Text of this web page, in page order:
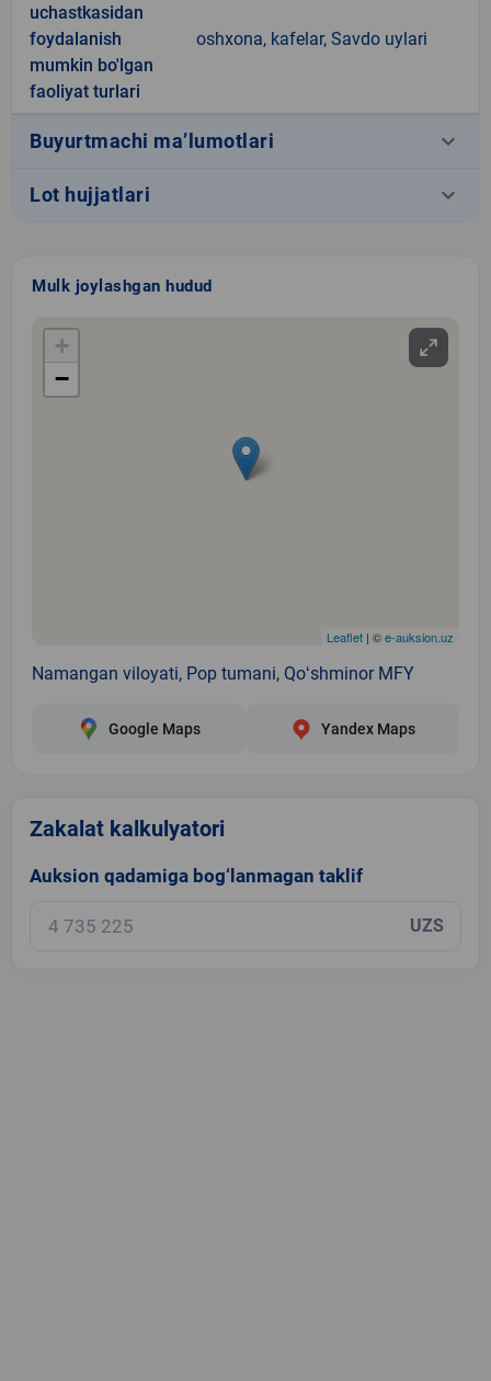
uchastkasidan
foydalanish
mumkin bo'lgan
faoliyat turlari
oshxona, kafelar, Savdo uylari
Buyurtmachi ma’lumotlari keyboard_arrow_down
Lot hujjatlari keyboard_arrow_down
Mulk joylashgan hudud
+
−
Leaflet | ©e-auksion.uz
Namangan viloyati, Pop tumani, Qoʻshminor MFY
Google Maps Yandex Maps
Zakalat kalkulyatori
Auksion qadamiga bog‘lanmagan taklif
UZS